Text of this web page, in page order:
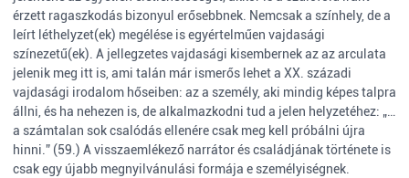
érzett ragaszkodás bizonyul erősebbnek. Nemcsak a színhely, de a
leírt léthelyzet(ek) megélése is egyértelműen vajdasági
színezetű(ek). A jellegzetes vajdasági kisembernek az az arculata
jelenik meg itt is, ami talán már ismerős lehet a XX. századi
vajdasági irodalom hőseiben: az a személy, aki mindig képes talpra
állni, és ha nehezen is, de alkalmazkodni tud a jelen helyzetéhez: „…
a számtalan sok csalódás ellenére csak meg kell próbálni újra
hinni.” (59.) A visszaemlékező narrátor és családjának története is
csak egy újabb megnyilvánulási formája e személyiségnek.